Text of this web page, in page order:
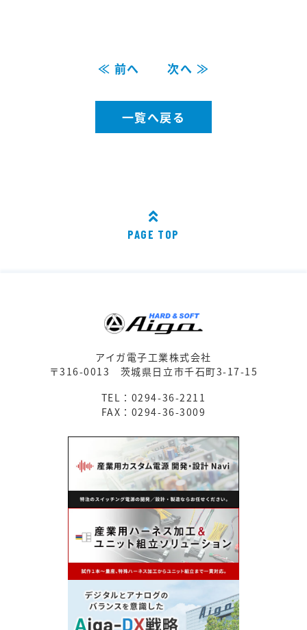
≪ 前へ 次へ ≫
一覧へ戻る
PAGE TOP
アイガ電子工業株式会社
〒316-0013 茨城県日立市千石町3-17-15
TEL：0294-36-2211
FAX：0294-36-3009